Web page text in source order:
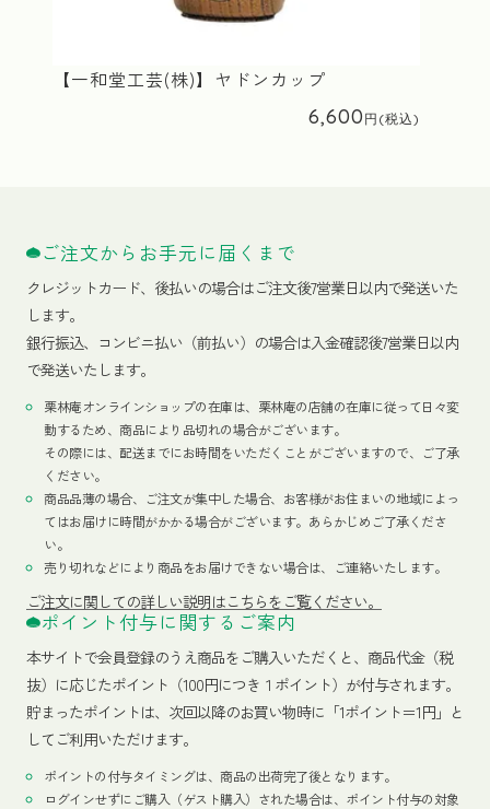
【一和堂工芸(株)】ヤドンカップ
6,600
ご注文からお手元に届くまで
クレジットカード、 後払いの場合はご注文後7営業日以内で発送いた
します。
銀行振込、コンビニ払い（前払い）の場合は入金確認後7営業日以内
で発送いたします。
栗林庵オンラインショップの在庫は、栗林庵の店舗の在庫に従って日々変
動するため、商品により品切れの場合がございます。
その際には、配送までにお時間をいただくことがございますので、ご了承
ください。
商品品薄の場合、ご注文が集中した場合、お客様がお住まいの地域によっ
てはお届けに時間がかかる場合がございます。あらかじめご了承くださ
い。
売り切れなどにより商品をお届けできない場合は、ご連絡いたします。
ご注文に関しての詳しい説明はこちらをご覧ください。
ポイント付与に関するご案内
本サイトで会員登録のうえ商品をご購入いただくと、商品代金（税
抜）に応じたポイント（100円につき１ポイント）が付与されます。
貯まったポイントは、次回以降のお買い物時に「1ポイント＝1円」と
してご利用いただけます。
ポイントの付与タイミングは、商品の出荷完了後となります。
ログインせずにご購入（ゲスト購入）された場合は、ポイント付与の対象